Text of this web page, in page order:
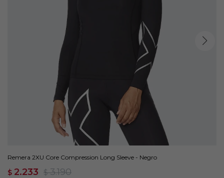
Remera 2XU Core Compression Long Sleeve - Negro
$ 2.233 $ 3.190